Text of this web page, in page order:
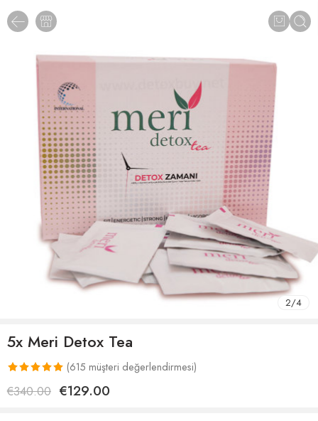
3/4
5x Meri Detox Tea
581
müşteri
(615 müşteri değerlendirmesi)
€340.00 €129.00